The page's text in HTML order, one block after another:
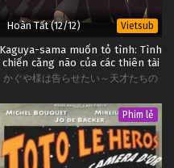
Được Chồng Như
Lồng
Tiếng
Được Chồng Như
Lồng
Tiếng
#1
Được Chồng Như
Lồng
Tiếng
#1
Hoàn Tất (12/12) Vietsub
Kaguya-sama muốn tỏ tình: Tình
chiến căng não của các thiên tài
かぐや様は告らせたい～天才たちの
Phim lẻ